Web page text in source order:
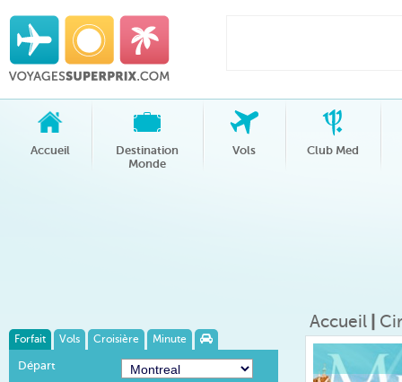
Accueil
Destination
Monde
Vols Club Med
Forfait Vols Croisière Minute
Départ
Accueil